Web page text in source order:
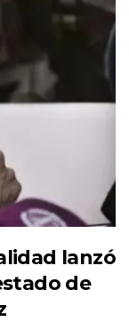
lanzó
de